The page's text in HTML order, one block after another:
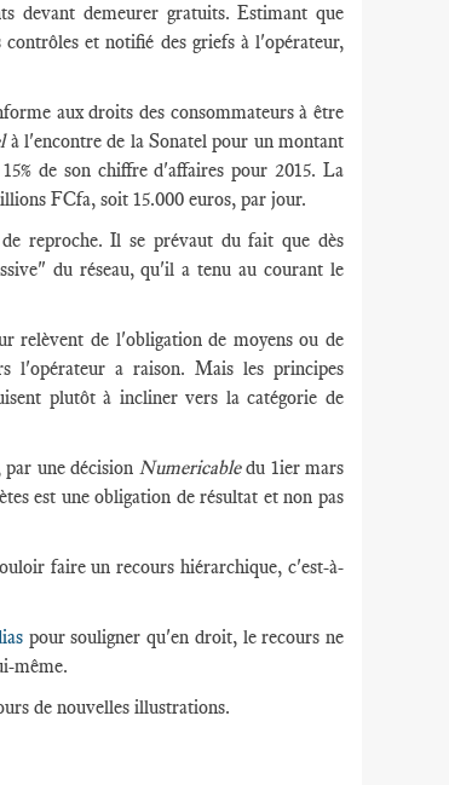
devant demeurer gratuits. Estimant que
et notifié des griefs à l'opérateur,
aux droits des consommateurs à être
à l'encontre de la Sonatel pour un montant
de son chiffre d'affaires pour 2015. La
FCfa, soit 15.000 euros, par jour.
reproche. Il se prévaut du fait que dès
du réseau, qu'il a tenu au courant le
relèvent de l'obligation de moyens ou de
l'opérateur a raison. Mais les principes
plutôt à incliner vers la catégorie de
une décision Numericabledu 1ier mars
est une obligation de résultat et non pas
faire un recours hiérarchique, c'est-à-
pour souligner qu'en droit, le recours ne
même.
de nouvelles illustrations.